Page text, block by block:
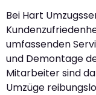
Bei Hart
umfassenden
und Demontage
Mitarbeiter sind
Umzüge